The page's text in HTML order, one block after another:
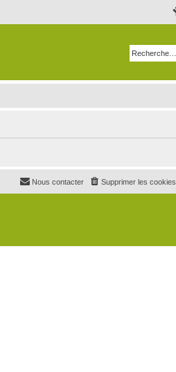
Supprimer les cookies
Nous contacter